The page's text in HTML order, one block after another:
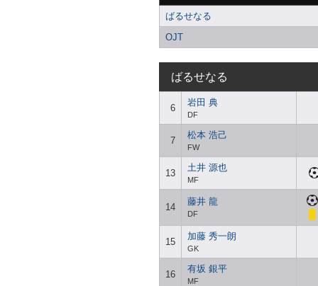
ばるせなる
OJT
ばるせなる
6
岩田 典
DF
7
松本 浩己
FW
13
土井 源也
MF
14
藤井 龍
DF
15
加藤 秀一朗
GK
16
有坂 銀平
MF